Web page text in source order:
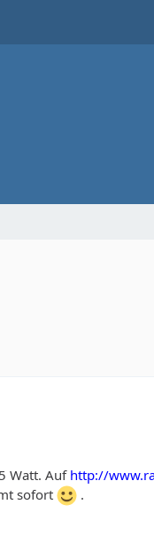
Watt. Auf http://
sofort
.